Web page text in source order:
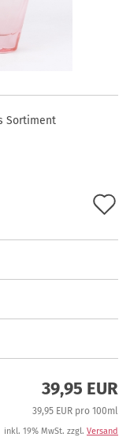
Sortiment
39,95 EUR
39,95 EUR pro 100ml
inkl. 19% MwSt. zzgl. Versand